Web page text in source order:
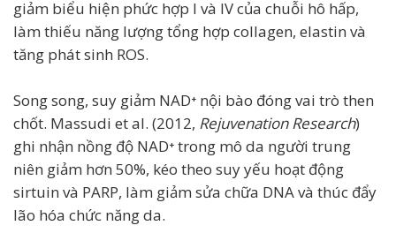
giảm biểu hiện phức hợp I và IV của chuỗi hô hấp,
làm thiếu năng lượng tổng hợp collagen, elastin và
tăng phát sinh ROS.
Song song, suy giảm NAD⁺ nội bào đóng vai trò then
chốt. Massudi et al. (2012, Rejuvenation Research)
ghi nhận nồng độ NAD⁺ trong mô da người trung
niên giảm hơn 50%, kéo theo suy yếu hoạt động
sirtuin và PARP, làm giảm sửa chữa DNA và thúc đẩy
lão hóa chức năng da.